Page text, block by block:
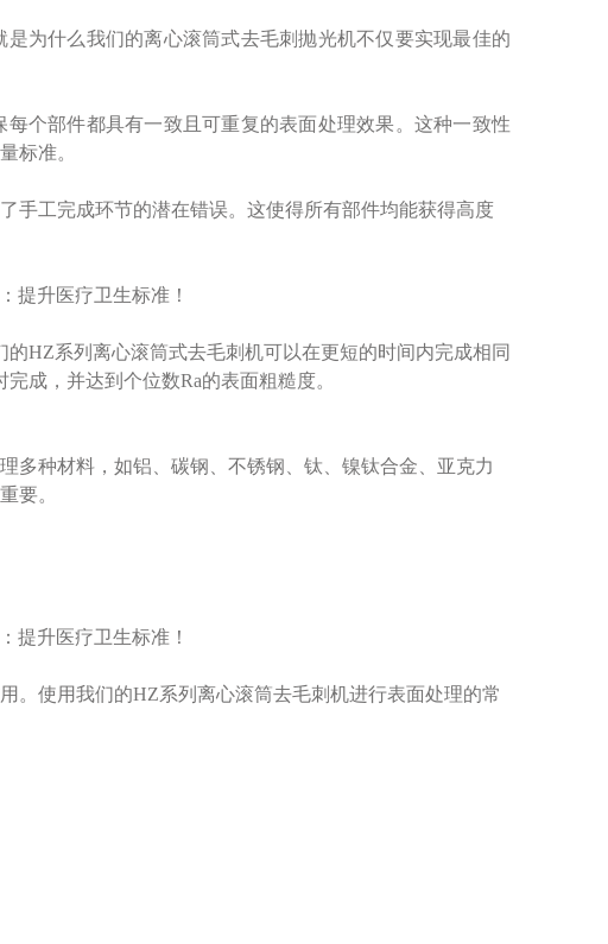
为什么我们的离心滚筒式去毛刺抛光机不仅要实现最佳的
个部件都具有一致且可重复的表面处理效果。这种一致性
标准。
手工完成环节的潜在错误。这使得所有部件均能获得高度
HZ系列离心滚筒式去毛刺机可以在更短的时间内完成相同
成，并达到个位数Ra的表面粗糙度。
多种材料，如铝、碳钢、不锈钢、钛、镍钛合金、亚克力
要。
。使用我们的HZ系列离心滚筒去毛刺机进行表面处理的常